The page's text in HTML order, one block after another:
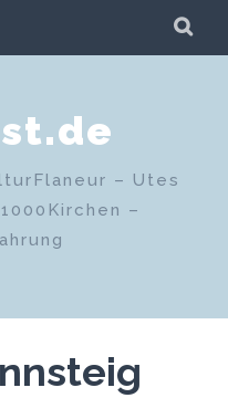
– Utes
–